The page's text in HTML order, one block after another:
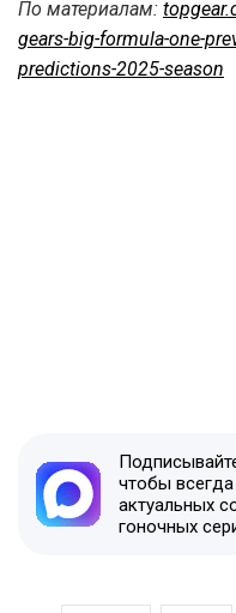
По материалам:
gears-big-formula-one-
predictions-2025-season
чтобы
актуальных
гоночных